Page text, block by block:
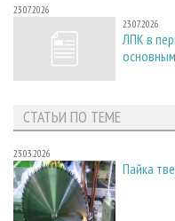
23.07.2026
23.07.2026
ЛПК в
СТАТЬИ ПО ТЕМЕ
23.03.2026
Пайка